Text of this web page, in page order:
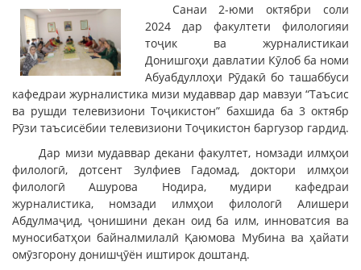
Санаи 2-юми октябри соли
2024 дар факултети филологияи
тоҷик ва журналистикаи
Донишгоҳи давлатии Кӯлоб ба номи
Абуабдуллоҳи Рӯдакӣ бо ташаббуси
кафедраи журналистика мизи мудаввар дар мавзуи “Таъсис
ва рушди телевизиони Тоҷикистон” бахшида ба 3 октябр
Рӯзи таъсисёбии телевизиони Тоҷикистон баргузор гардид.
Дар мизи мудаввар декани факултет, номзади илмҳои
филологӣ, дотсент Зулфиев Гадомад, доктори илмҳои
филологӣ Ашурова Нодира, мудири кафедраи
журналистика, номзади илмҳои филологӣ Алишери
Абдулмаҷид, ҷонишини декан оид ба илм, инноватсия ва
муносибатҳои байналмилалӣ Қаюмова Мубина ва ҳайати
омӯзгорону донишҷӯён иштирок доштанд.